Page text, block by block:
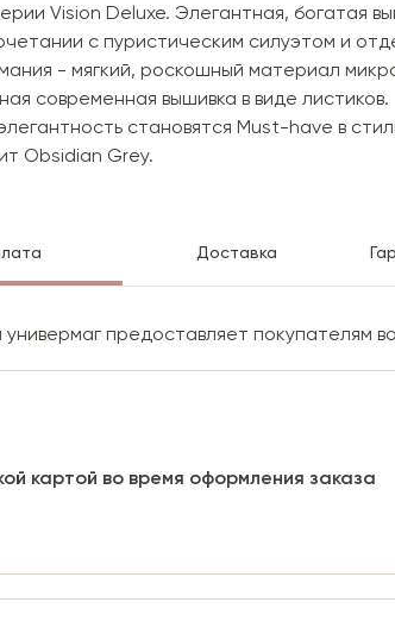
Vision Deluxe. Элегантная, богатая
с пуристическим силуэтом и
- мягкий, роскошный материал
современная вышивка в виде листиков.
становятся Must-have в
Obsidian Grey.
Доставка
универмаг предоставляет покупателям
картой во время оформления заказа